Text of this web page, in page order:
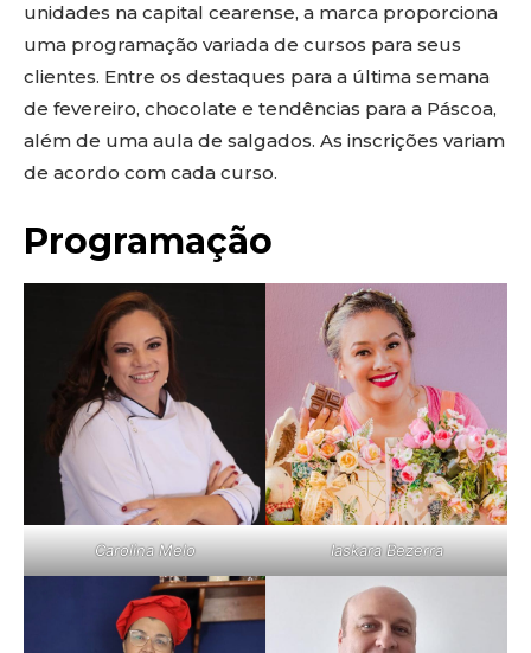
unidades na capital cearense, a marca proporciona
uma programação variada de cursos para seus
clientes. Entre os destaques para a última semana
de fevereiro, chocolate e tendências para a Páscoa,
além de uma aula de salgados. As inscrições variam
de acordo com cada curso.
Programação
Carolina Melo Iaskara Bezerra